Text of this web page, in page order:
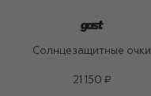
Солнцезащитные очки
21 150 ₽